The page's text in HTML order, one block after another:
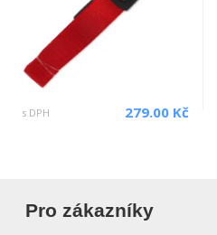
s DPH 279.00 Kč
Pro zákazníky